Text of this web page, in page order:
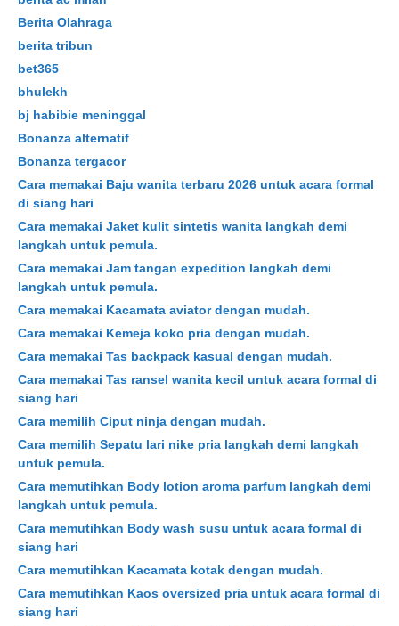
Berita Olahraga
berita tribun
bet365
bhulekh
bj habibie meninggal
Bonanza alternatif
Bonanza tergacor
Cara memakai Baju wanita terbaru 2026 untuk acara formal
di siang hari
Cara memakai Jaket kulit sintetis wanita langkah demi
langkah untuk pemula.
Cara memakai Jam tangan expedition langkah demi
langkah untuk pemula.
Cara memakai Kacamata aviator dengan mudah.
Cara memakai Kemeja koko pria dengan mudah.
Cara memakai Tas backpack kasual dengan mudah.
Cara memakai Tas ransel wanita kecil untuk acara formal di
siang hari
Cara memilih Ciput ninja dengan mudah.
Cara memilih Sepatu lari nike pria langkah demi langkah
untuk pemula.
Cara memutihkan Body lotion aroma parfum langkah demi
langkah untuk pemula.
Cara memutihkan Body wash susu untuk acara formal di
siang hari
Cara memutihkan Kacamata kotak dengan mudah.
Cara memutihkan Kaos oversized pria untuk acara formal di
siang hari